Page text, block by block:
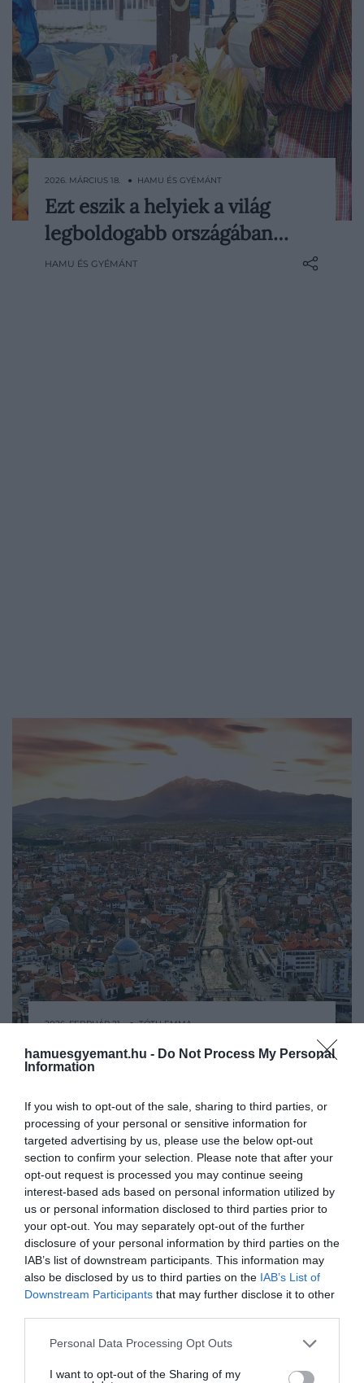
hamuesgyemant.hu - Do Not Process My Personal
Information
If you wish to opt-out of the sale, sharing to third parties, or
processing of your personal or sensitive information for
targeted advertising by us, please use the below opt-out
section to confirm your selection. Please note that after your
opt-out request is processed you may continue seeing
interest-based ads based on personal information utilized by
us or personal information disclosed to third parties prior to
your opt-out. You may separately opt-out of the further
disclosure of your personal information by third parties on the
IAB’s list of downstream participants. This information may
also be disclosed by us to third parties on the IAB’s List of
Downstream Participants that may further disclose it to other
Please note that this website/app uses one or more Google
not limited to your visit or usage behaviour. You may click to
Personal Data Processing Opt Outs
I want to opt-out of the Sharing of my
A Himalája hegyei között fekvő országban
a hagyományok ma is erősen jelen
vannak, és ez az étkezési szokásokon is jól
2026. MÁRCIUS 18. ● HAMU ÉS GYÉMÁNT
Ezt eszik a helyiek a világ
legboldogabb országában…
HAMU ÉS GYÉMÁNT
Egy új ország felfedezésekor sokak
megkóstolni a helyi ízeket, mint felkeresni
a legismertebb látnivalókat. Ugyanakkor
Európa gasztronómiai kínálata nemcsak
stílusában, hanem áraiban is jelentősen
eltérhet. Egy friss lista…
2026. FEBRUÁR 21. ● TÓTH EMMA
Háromfogásos vacsora két
főre, 8 ezer forint alatt?
Ezekben…
TÓTH EMMA